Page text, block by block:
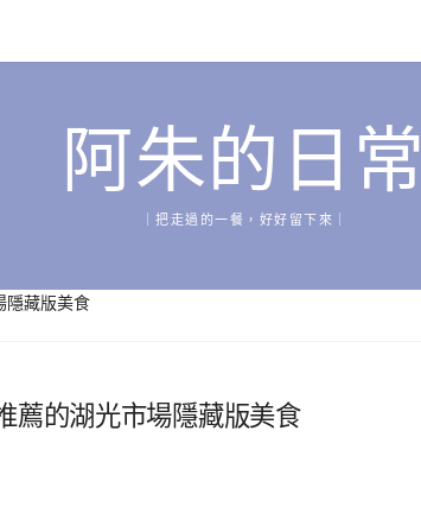
阿朱的日常
｜把走過的一餐，好好留下來｜
隱藏版美食
薦的湖光市場隱藏版美食